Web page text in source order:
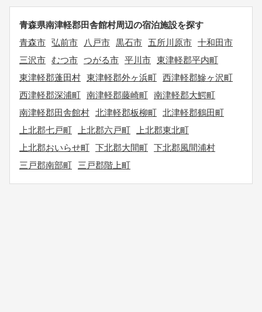
青森県南津軽郡田舎館村周辺の宿泊施設を探す
青森市 弘前市 八戸市 黒石市 五所川原市 十和田市
三沢市 むつ市 つがる市 平川市 東津軽郡平内町
東津軽郡蓬田村 東津軽郡外ヶ浜町 西津軽郡鰺ヶ沢町
西津軽郡深浦町 南津軽郡藤崎町 南津軽郡大鰐町
南津軽郡田舎館村 北津軽郡板柳町 北津軽郡鶴田町
上北郡七戸町
上北郡六戸町
上北郡東北町
上北郡おいらせ町 下北郡大間町 下北郡風間浦村
三戸郡南部町
三戸郡階上町